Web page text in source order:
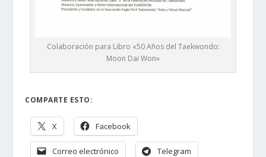
Colaboración para Libro «50 Años del Taekwondo:
Moon Dai Won»
COMPARTE ESTO:
X Facebook
Correo electrónico Telegram